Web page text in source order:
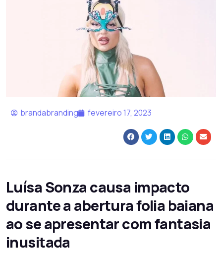
brandabranding fevereiro 17, 2023
Luísa Sonza causa impacto
durante a abertura folia baiana
ao se apresentar com fantasia
inusitada